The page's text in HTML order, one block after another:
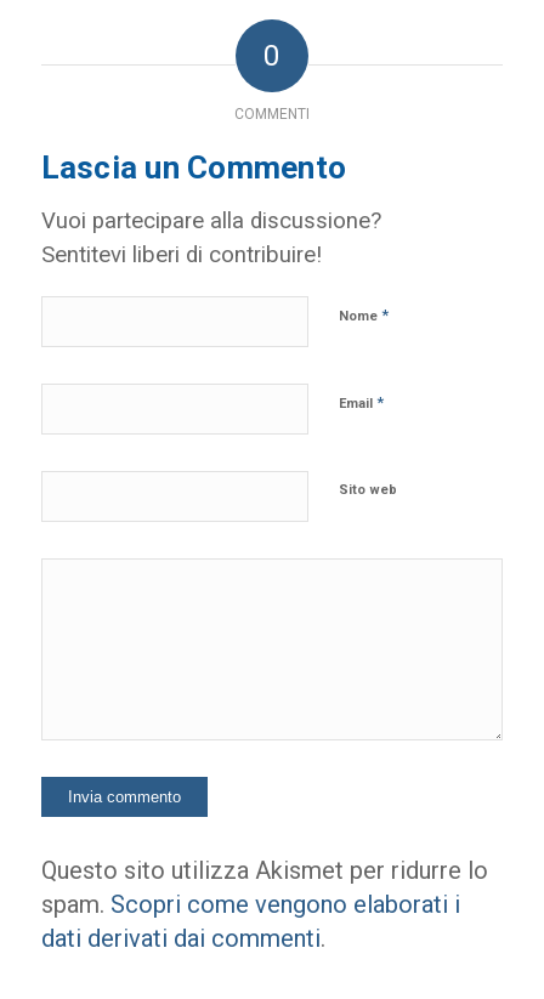
0
COMMENTI
Lascia un Commento
Vuoi partecipare alla discussione?
Sentitevi liberi di contribuire!
Nome *
Email *
Sito web
Questo sito utilizza Akismet per ridurre lo
spam. Scopri come vengono elaborati i
dati derivati dai commenti.